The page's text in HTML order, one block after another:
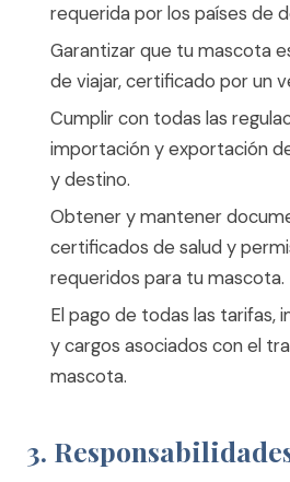
requerida por los países de
Garantizar que tu mascota
de viajar, certificado por un
Cumplir con todas las
importación y exportación
y destino.
Obtener y mantener
certificados de salud y
requeridos para tu mascota.
El pago de todas las tarifas,
y cargos asociados con el
mascota.
3.